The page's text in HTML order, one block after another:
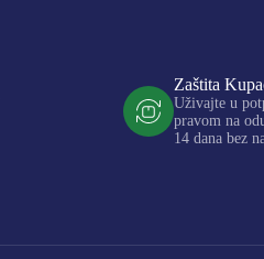
Zaštita
Uživajte u
pravom na
14 dana bez